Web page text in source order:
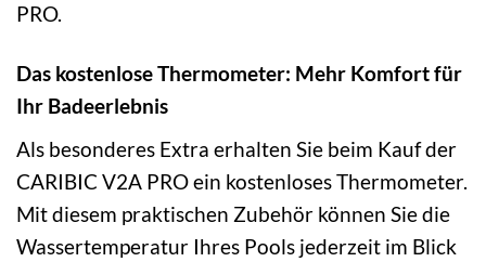
PRO.
Das kostenlose Thermometer: Mehr Komfort für
Ihr Badeerlebnis
Als besonderes Extra erhalten Sie beim Kauf der
CARIBIC V2A PRO ein kostenloses Thermometer.
Mit diesem praktischen Zubehör können Sie die
Wassertemperatur Ihres Pools jederzeit im Blick